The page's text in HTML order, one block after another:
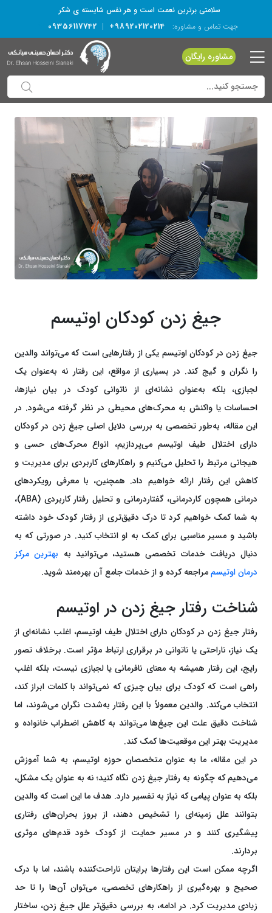
سلامتی برترین نعمت است و هر نفس شایسته­ ی شکر
جهت تماس و مشاوره:
+989202120214
|
09356117742
مشاوره رایگان
جیغ زدن کودکان اوتیسم
جیغ زدن در کودکان اوتیسم یکی از رفتارهایی است که می‌تواند والدین
را نگران و گیج کند. در بسیاری از مواقع، این رفتار نه به‌عنوان یک
لجبازی، بلکه به‌عنوان نشانه‌ای از ناتوانی کودک در بیان نیازها،
احساسات یا واکنش به محرک‌های محیطی در نظر گرفته می‌شود. در
این مقاله، به‌طور تخصصی به بررسی دلایل اصلی جیغ زدن در کودکان
دارای اختلال طیف اوتیسم می‌پردازیم، انواع محرک‌های حسی و
هیجانی مرتبط را تحلیل می‌کنیم و راهکارهای کاربردی برای مدیریت و
کاهش این رفتار ارائه خواهیم داد. همچنین، با معرفی رویکردهای
درمانی همچون کاردرمانی، گفتاردرمانی و تحلیل رفتار کاربردی (ABA)،
به شما کمک خواهیم کرد تا درک دقیق‌تری از رفتار کودک خود داشته
باشید و مسیر مناسبی برای کمک به او انتخاب کنید. در صورتی که به
دنبال دریافت خدمات تخصصی هستید، می‌توانید به بهترین مرکز
درمان اوتیسممراجعه کرده و از خدمات جامع آن بهره‌مند شوید.
شناخت رفتار جیغ زدن در اوتیسم
رفتار جیغ زدن در کودکان دارای اختلال طیف اوتیسم، اغلب نشانه‌ای از
یک نیاز، ناراحتی یا ناتوانی در برقراری ارتباط مؤثر است. برخلاف تصور
رایج، این رفتار همیشه به معنای نافرمانی یا لجبازی نیست، بلکه اغلب
راهی است که کودک برای بیان چیزی که نمی‌تواند با کلمات ابراز کند،
انتخاب می‌کند. والدین معمولاً با این رفتار به‌شدت نگران می‌شوند، اما
شناخت دقیق علت این جیغ‌ها می‌تواند به کاهش اضطراب خانواده و
مدیریت بهتر این موقعیت‌ها کمک کند.
در این مقاله، ما به عنوان متخصصان حوزه اوتیسم، به شما آموزش
می‌دهیم که چگونه به رفتار جیغ زدن نگاه کنید؛ نه به عنوان یک مشکل،
بلکه به عنوان پیامی که نیاز به تفسیر دارد. هدف ما این است که والدین
بتوانند علل زمینه‌ای را تشخیص دهند، از بروز بحران‌های رفتاری
پیشگیری کنند و در مسیر حمایت از کودک خود قدم‌های موثری
بردارند.
اگرچه ممکن است این رفتارها برایتان ناراحت‌کننده باشند، اما با درک
صحیح و بهره‌گیری از راهکارهای تخصصی، می‌توان آن‌ها را تا حد
زیادی مدیریت کرد. در ادامه، به بررسی دقیق‌تر علل جیغ زدن، ساختار